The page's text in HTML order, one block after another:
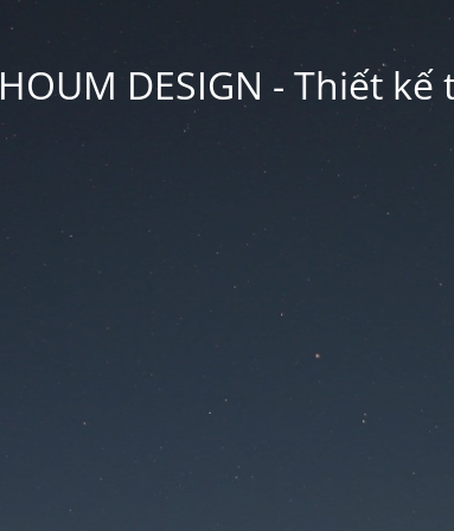
HOUM DESIGN - Thiết